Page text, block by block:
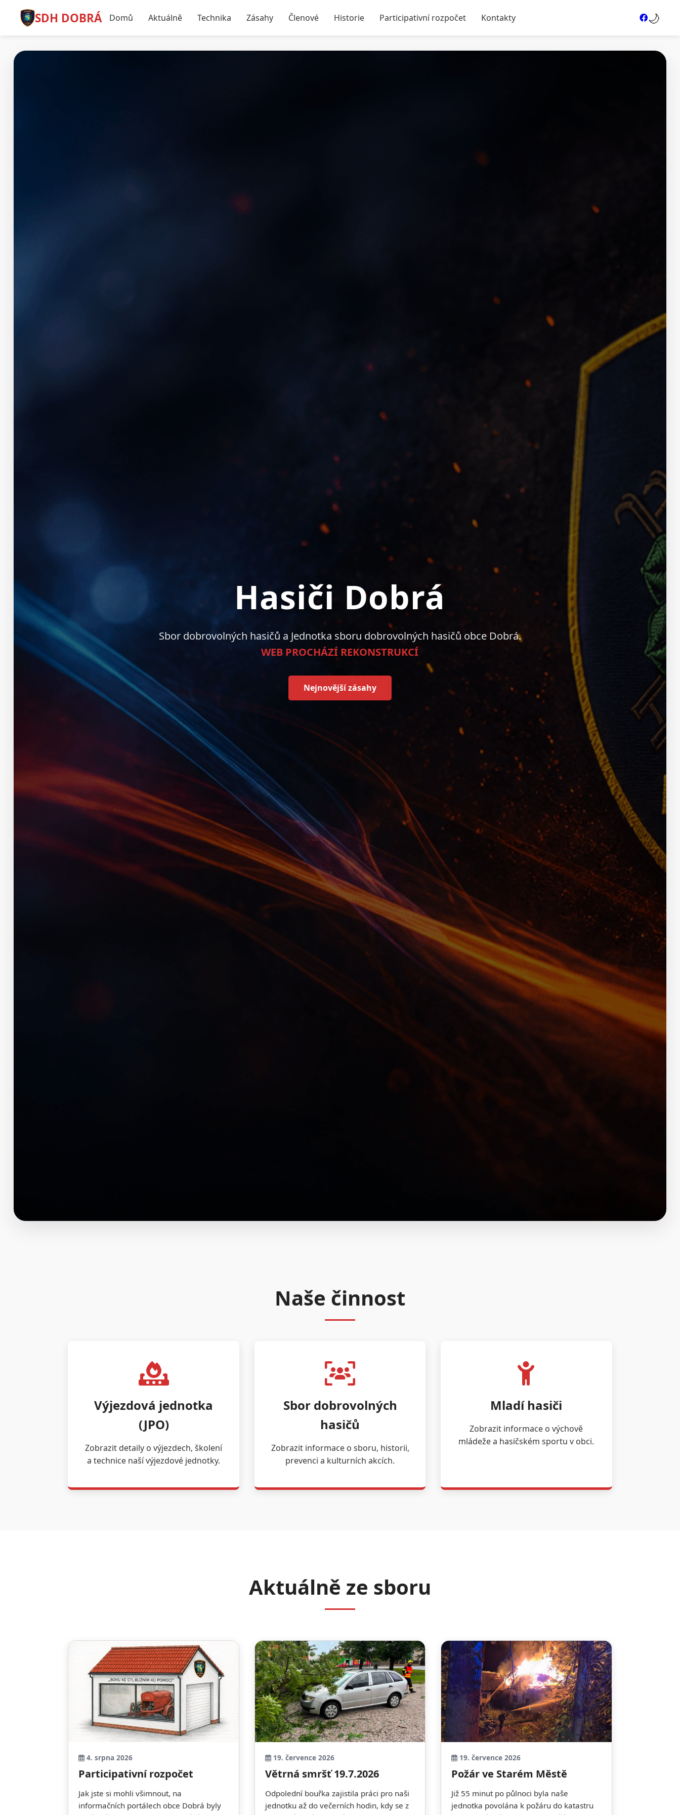
SDH DOBRÁ Domů Aktuálně Technika Zásahy Členové Historie Participativní rozpočet Kontakty 🌙
Hasiči Dobrá
Sbor dobrovolných hasičů a Jednotka sboru dobrovolných hasičů obce Dobrá.
WEB PROCHÁZÍ REKONSTRUKCÍ
Nejnovější zásahy
Naše činnost
Výjezdová jednotka
(JPO)
Zobrazit detaily o výjezdech, školení
a technice naší výjezdové jednotky.
Sbor dobrovolných
hasičů
Zobrazit informace o sboru, historii,
prevenci a kulturních akcích.
Mladí hasiči
Zobrazit informace o výchově
mládeže a hasičském sportu v obci.
Aktuálně ze sboru
4. srpna 2026
Participativní rozpočet
Jak jste si mohli všimnout, na
informačních portálech obce Dobrá byly
19. července 2026
Větrná smršť 19.7.2026
Odpolední bouřka zajistila práci pro naši
jednotku až do večerních hodin, kdy se z
19. července 2026
Požár ve Starém Městě
Již 55 minut po půlnoci byla naše
jednotka povolána k požáru do katastru